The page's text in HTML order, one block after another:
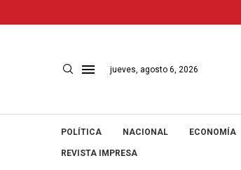
jueves, agosto 6, 2026
POLÍTICA NACIONAL ECONOMÍA
REVISTA IMPRESA